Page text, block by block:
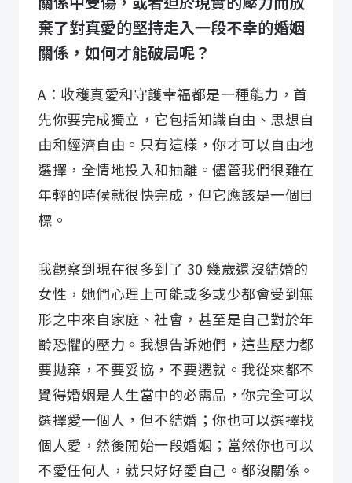
棄了對真愛的堅持走入一段不幸的婚姻
關係，如何才能破局呢？
A：收穫真愛和守護幸福都是一種能力，首
先你要完成獨立，它包括知識自由、思想自
由和經濟自由。只有這樣，你才可以自由地
選擇，全情地投入和抽離。儘管我們很難在
年輕的時候就很快完成，但它應該是一個目
標。
我觀察到現在很多到了 30 幾歲還沒結婚的
女性，她們心理上可能或多或少都會受到無
形之中來自家庭、社會，甚至是自己對於年
齡恐懼的壓力。我想告訴她們，這些壓力都
要拋棄，不要妥協，不要遷就。我從來都不
覺得婚姻是人生當中的必需品，你完全可以
選擇愛一個人，但不結婚；你也可以選擇找
個人愛，然後開始一段婚姻；當然你也可以
不愛任何人，就只好好愛自己。都沒關係。